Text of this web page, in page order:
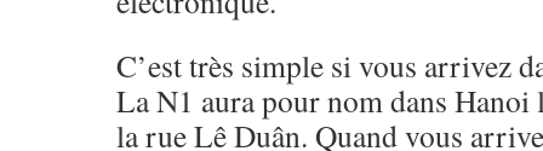
C’est très simple si vous arrivez
La N1 aura pour nom dans
la rue Lê Duân. Quand vous